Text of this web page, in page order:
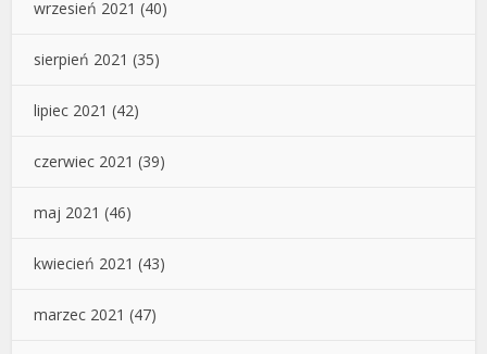
wrzesień 2021 (40)
sierpień 2021 (35)
lipiec 2021 (42)
czerwiec 2021 (39)
maj 2021 (46)
kwiecień 2021 (43)
marzec 2021 (47)